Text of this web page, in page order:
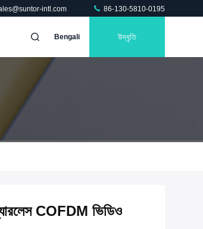
intl.com 86-130-5810-0195
Bengali উদ্ধৃতি
COFDM ভিডিও